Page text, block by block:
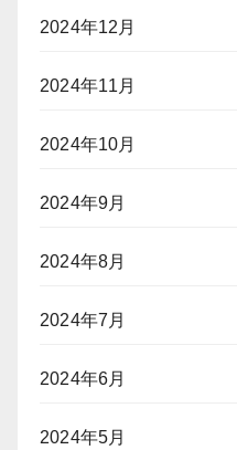
2024年12月
2024年11月
2024年10月
2024年9月
2024年8月
2024年7月
2024年6月
2024年5月